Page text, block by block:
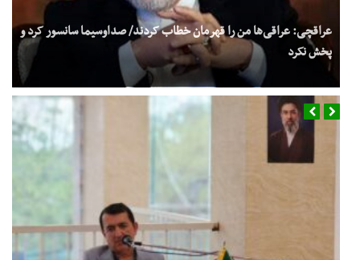
عراقچی: عراقی‌ها من را قهرمان خطاب کردند/ صداوسیما سانسور کرد و
پخش نکرد